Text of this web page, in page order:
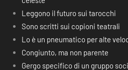
Leggono il futuro sui tarocchi
Sono scritti sui copioni teatrali
Lo è un pneumatico per alte
Congiunto, ma non parente
Gergo specifico di un gruppo